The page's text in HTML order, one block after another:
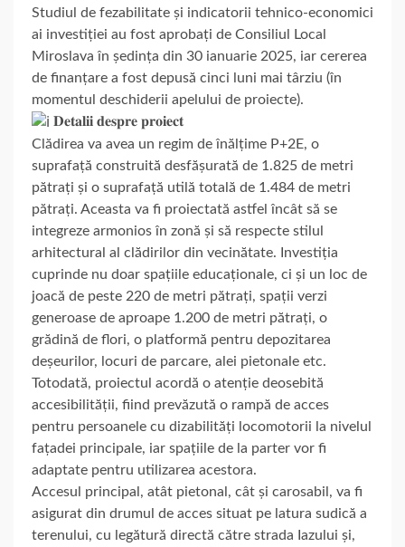
Studiul de fezabilitate și indicatorii tehnico-economici
ai investiției au fost aprobați de Consiliul Local
Miroslava în ședința din 30 ianuarie 2025, iar cererea
de finanțare a fost depusă cinci luni mai târziu (în
momentul deschiderii apelului de proiecte).
𝐃𝐞𝐭𝐚𝐥𝐢𝐢 𝐝𝐞𝐬𝐩𝐫𝐞 𝐩𝐫𝐨𝐢𝐞𝐜𝐭
Clădirea va avea un regim de înălțime P+2E, o
suprafață construită desfășurată de 1.825 de metri
pătrați și o suprafață utilă totală de 1.484 de metri
pătrați. Aceasta va fi proiectată astfel încât să se
integreze armonios în zonă și să respecte stilul
arhitectural al clădirilor din vecinătate. Investiția
cuprinde nu doar spațiile educaționale, ci și un loc de
joacă de peste 220 de metri pătrați, spații verzi
generoase de aproape 1.200 de metri pătrați, o
grădină de flori, o platformă pentru depozitarea
deșeurilor, locuri de parcare, alei pietonale etc.
Totodată, proiectul acordă o atenție deosebită
accesibilității, fiind prevăzută o rampă de acces
pentru persoanele cu dizabilități locomotorii la nivelul
fațadei principale, iar spațiile de la parter vor fi
adaptate pentru utilizarea acestora.
Accesul principal, atât pietonal, cât și carosabil, va fi
asigurat din drumul de acces situat pe latura sudică a
terenului, cu legătură directă către strada Iazului și,